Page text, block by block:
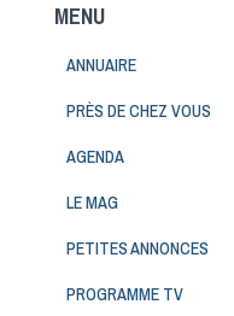
MENU
ANNUAIRE
PRÈS DE CHEZ VOUS
AGENDA
LE MAG
PETITES ANNONCES
PROGRAMME TV